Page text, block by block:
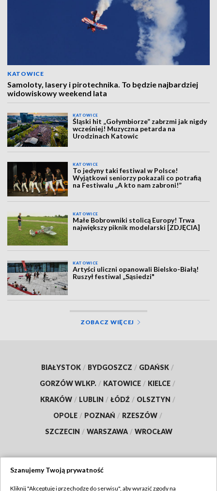
KATOWICE
Samoloty, lasery i pirotechnika. To będzie najbardziej
widowiskowy weekend lata
KATOWICE
Śląski hit „Gołymbiorze” zabrzmi jak nigdy
wcześniej! Muzyczna petarda na
Urodzinach Katowic
KATOWICE
To jedyny taki festiwal w Polsce!
Wyjątkowi seniorzy pokazali co potrafią
na Festiwalu „A kto nam zabroni!”
KATOWICE
Małe Bobrowniki stolicą Europy! Trwa
największy piknik modelarski [ZDJĘCIA]
KATOWICE
Artyści uliczni opanowali Bielsko-Białą!
Ruszył festiwal „Sąsiedzi"
ZOBACZ WIĘCEJ
BIAŁYSTOK / BYDGOSZCZ / GDAŃSK /
GORZÓW WLKP. / KATOWICE / KIELCE /
KRAKÓW / LUBLIN / ŁÓDŹ / OLSZTYN /
OPOLE / POZNAŃ / RZESZÓW /
SZCZECIN / WARSZAWA / WROCŁAW
Szanujemy Twoją prywatność
Kliknij "Akceptuję i przechodzę do serwisu", aby wyrazić zgody na